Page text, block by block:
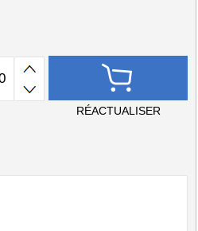
RÉACTUALISER